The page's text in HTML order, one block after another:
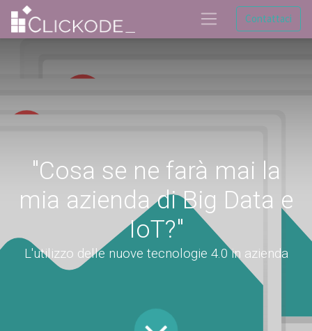
Contattaci
"Cosa se ne farà mai la
mia azienda di Big Data e
IoT?"
L'utilizzo delle nuove tecnologie 4.0 in azienda